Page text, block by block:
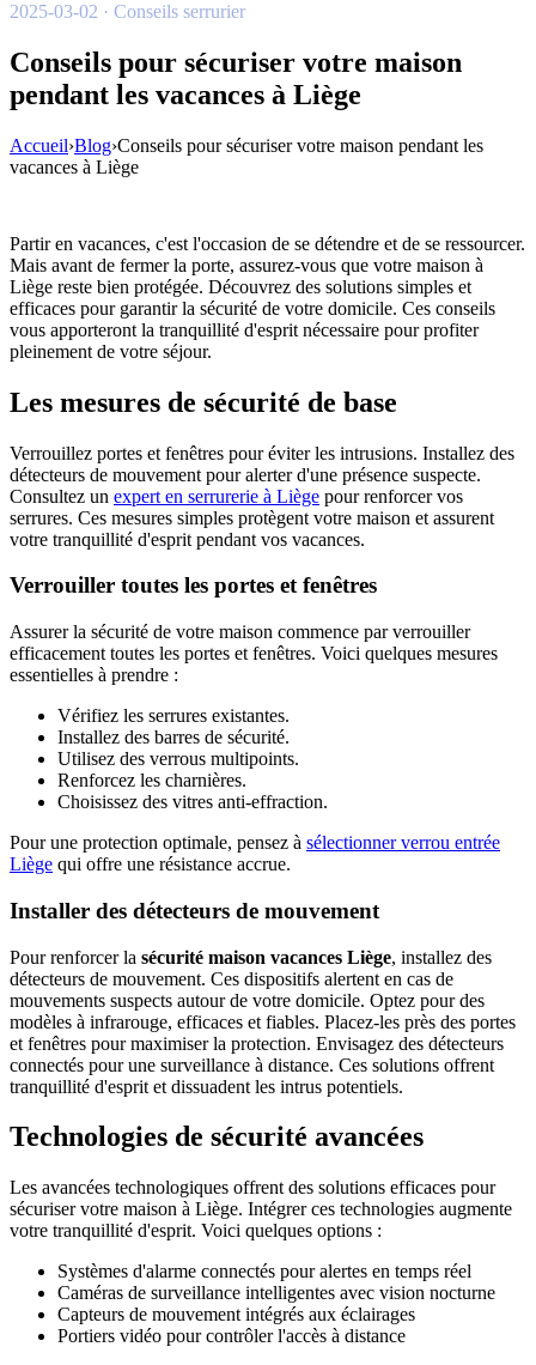
2025-03-02 · Conseils serrurier
Conseils pour sécuriser votre maison
pendant les vacances à Liège
Accueil›Blog›Conseils pour sécuriser votre maison pendant les
vacances à Liège
Partir en vacances, c'est l'occasion de se détendre et de se ressourcer.
Mais avant de fermer la porte, assurez-vous que votre maison à
Liège reste bien protégée. Découvrez des solutions simples et
efficaces pour garantir la sécurité de votre domicile. Ces conseils
vous apporteront la tranquillité d'esprit nécessaire pour profiter
pleinement de votre séjour.
Les mesures de sécurité de base
Verrouillez portes et fenêtres pour éviter les intrusions. Installez des
détecteurs de mouvement pour alerter d'une présence suspecte.
Consultez un expert en serrurerie à Liège pour renforcer vos
serrures. Ces mesures simples protègent votre maison et assurent
votre tranquillité d'esprit pendant vos vacances.
Verrouiller toutes les portes et fenêtres
Assurer la sécurité de votre maison commence par verrouiller
efficacement toutes les portes et fenêtres. Voici quelques mesures
essentielles à prendre :
Vérifiez les serrures existantes.
Installez des barres de sécurité.
Utilisez des verrous multipoints.
Renforcez les charnières.
Choisissez des vitres anti-effraction.
Pour une protection optimale, pensez à sélectionner verrou entrée
Liège qui offre une résistance accrue.
Installer des détecteurs de mouvement
Pour renforcer la sécurité maison vacances Liège, installez des
détecteurs de mouvement. Ces dispositifs alertent en cas de
mouvements suspects autour de votre domicile. Optez pour des
modèles à infrarouge, efficaces et fiables. Placez-les près des portes
et fenêtres pour maximiser la protection. Envisagez des détecteurs
connectés pour une surveillance à distance. Ces solutions offrent
tranquillité d'esprit et dissuadent les intrus potentiels.
Technologies de sécurité avancées
Les avancées technologiques offrent des solutions efficaces pour
sécuriser votre maison à Liège. Intégrer ces technologies augmente
votre tranquillité d'esprit. Voici quelques options :
Systèmes d'alarme connectés pour alertes en temps réel
Caméras de surveillance intelligentes avec vision nocturne
Capteurs de mouvement intégrés aux éclairages
Portiers vidéo pour contrôler l'accès à distance